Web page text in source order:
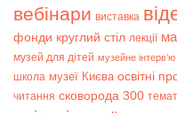
вебінари виставка
фонди круглий стіл лекції
музей для дітей музейне інтерв’ю
школа музеї Києва освітні
читання сковорода 300